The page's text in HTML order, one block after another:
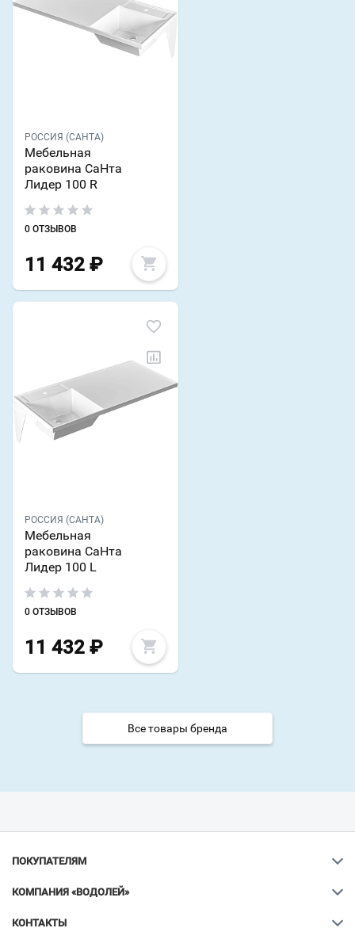
РОССИЯ (САНТА)
Мебельная
раковина СаНта
Лидер 100 R
0 ОТЗЫВОВ
11 432 ₽
РОССИЯ (САНТА)
Мебельная
раковина СаНта
Лидер 100 L
0 ОТЗЫВОВ
11 432 ₽
Все товары бренда
ПОКУПАТЕЛЯМ
КОМПАНИЯ «ВОДОЛЕЙ»
КОНТАКТЫ